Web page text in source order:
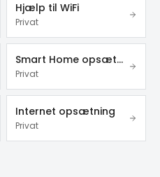
Hjælp til WiFi
Privat
Smart Home opsætning
Privat
Internet opsætning
Privat